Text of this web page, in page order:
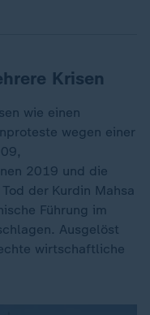
Krisen
wie einen
wegen einer
2019 und die
der Kurdin Mahsa
Führung im
Ausgelöst
wirtschaftliche